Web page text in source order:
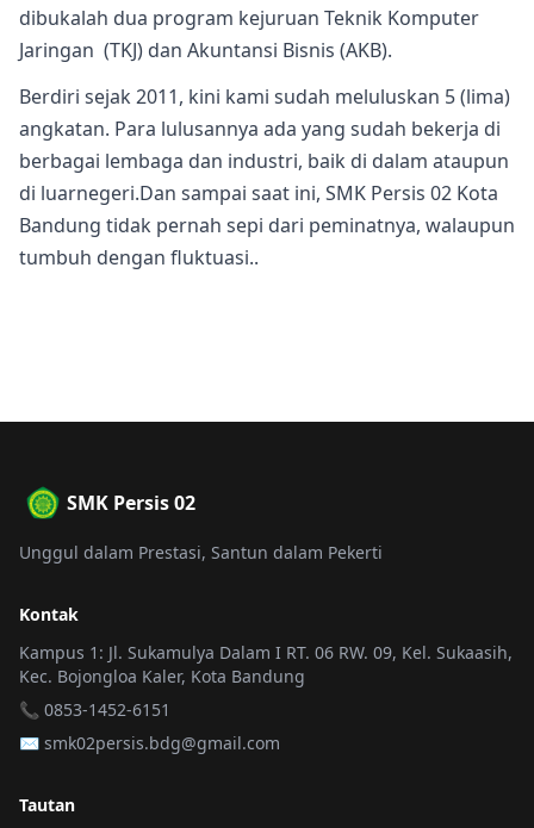
dibukalah dua program kejuruan Teknik Komputer
Jaringan (TKJ) dan Akuntansi Bisnis (AKB).
Berdiri sejak 2011, kini kami sudah meluluskan 5 (lima)
angkatan. Para lulusannya ada yang sudah bekerja di
berbagai lembaga dan industri, baik di dalam ataupun
di luarnegeri.Dan sampai saat ini, SMK Persis 02 Kota
Bandung tidak pernah sepi dari peminatnya, walaupun
tumbuh dengan fluktuasi..
SMK Persis 02
Unggul dalam Prestasi, Santun dalam Pekerti
Kontak
Kampus 1: Jl. Sukamulya Dalam I RT. 06 RW. 09, Kel. Sukaasih,
Kec. Bojongloa Kaler, Kota Bandung
📞 0853-1452-6151
✉️ smk02persis.bdg@gmail.com
Tautan